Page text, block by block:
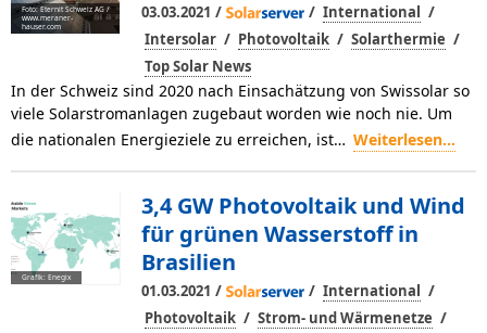
Foto: Eternit Schweiz AG /
www.meraner-
hauser.com
03.03.2021 / / International /
Intersolar / Photovoltaik / Solarthermie /
Top Solar News
In der Schweiz sind 2020 nach Einsachätzung von Swissolar so
viele Solarstromanlagen zugebaut worden wie noch nie. Um
die nationalen Energieziele zu erreichen, ist… Weiterlesen...
Grafik: Enegix
3,4 GW Photovoltaik und Wind
für grünen Wasserstoff in
Brasilien
01.03.2021 / / International /
Photovoltaik / Strom- und Wärmenetze /